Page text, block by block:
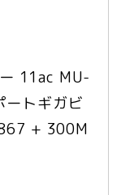
11ac MU-
ートギガビ
+ 300M